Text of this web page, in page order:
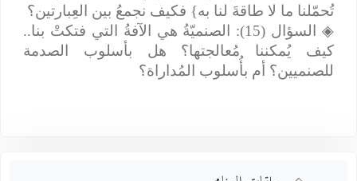
تُحمّلنا ما لا طاقةَ لنا به} فكيف نجمعُ بين العِبارتين؟
◈
السؤال (15): الصنميّةُ هي الآفةُ التي فتكتْ بنا..
كيف يُمكننا مُعالجتها؟ هل بأسلوب الصدمة
للصنميين؟ أم بأُسلوب المُداراة؟